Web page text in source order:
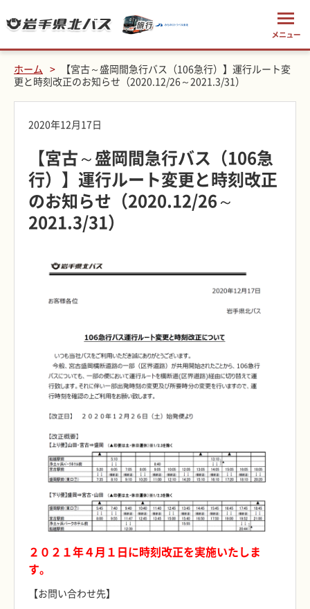
ホーム
【宮古～盛岡間急行バス（106急行）】運行ルート変
更と時刻改正のお知らせ（2020.12/26～2021.3/31）
2020年12月17日
【宮古～盛岡間急行バス（106急
行）】運行ルート変更と時刻改正
のお知らせ（2020.12/26～
2021.3/31）
２０２１年４月１日に時刻改正を実施いたしま
す。
【お問い合わせ先】